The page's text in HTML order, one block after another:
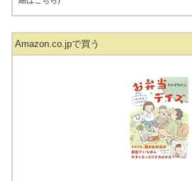
Amazon.co.jpで買う